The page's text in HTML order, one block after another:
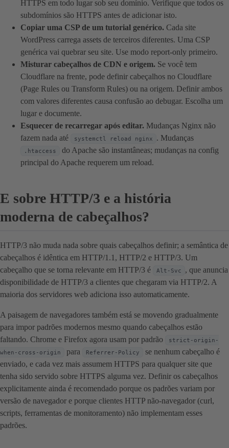
HTTPS em todo lugar sob seu domínio. Verifique que todos os
subdomínios são HTTPS antes de adicionar isto.
Copiar uma CSP de um tutorial genérico. Cada site
WordPress carrega assets de terceiros diferentes. Uma CSP
genérica vai quebrar seu site. Use modo report-only primeiro.
Misturar cabeçalhos de CDN e origem. Se você tem
Cloudflare na frente, pode definir cabeçalhos no Cloudflare
(Page Rules ou Transform Rules) ou na origem. Definir ambos
com valores diferentes causa confusão ao debugar. Escolha um
lugar e documente.
Esquecer de recarregar após editar. Mudanças Nginx não
fazem nada até
systemctl reload nginx . Mudanças
.htaccess
do Apache são instantâneas; mudanças na config
principal do Apache requerem um reload.
E sobre HTTP/3 e a história
moderna de cabeçalhos?
HTTP/3 não muda nada sobre quais cabeçalhos definir; a semântica de
cabeçalhos é idêntica em HTTP/1.1, HTTP/2 e HTTP/3. Um
cabeçalho que se torna relevante em HTTP/3 é
Alt-Svc
, que anuncia
disponibilidade de HTTP/3 a clientes que chegaram via HTTP/2. A
maioria dos servidores web adiciona isso automaticamente.
A paisagem de navegadores também está se movendo gradualmente
para impor padrões modernos mesmo quando cabeçalhos estão
faltando. Chrome e Firefox agora usam por padrão
strict-origin-
when-cross-origin
para Referrer-Policy
se nenhum cabeçalho é
enviado, e cada vez mais assumem HTTPS para qualquer site que
tenha sido servido sobre HTTPS alguma vez. Definir os cabeçalhos
explicitamente ainda é recomendado porque os padrões variam por
versão de navegador e porque clientes HTTP não-navegador (curl,
scripts, ferramentas de monitoramento) não implementam esses
padrões.